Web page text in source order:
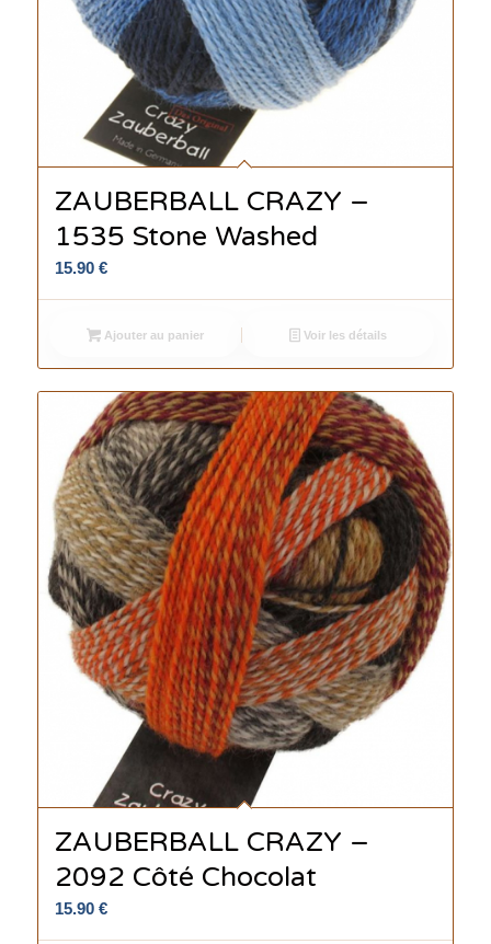
ZAUBERBALL CRAZY –
1535 Stone Washed
15.90 €
Ajouter au panier Voir les détails
ZAUBERBALL CRAZY –
2092 Côté Chocolat
15.90 €